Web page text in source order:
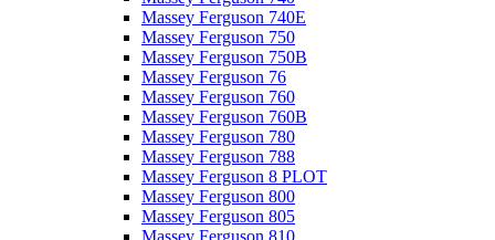
Massey Ferguson 740E
Massey Ferguson 750
Massey Ferguson 750B
Massey Ferguson 76
Massey Ferguson 760
Massey Ferguson 760B
Massey Ferguson 780
Massey Ferguson 788
Massey Ferguson 8 PLOT
Massey Ferguson 800
Massey Ferguson 805
Massey Ferguson 810